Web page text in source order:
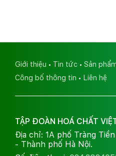
Giới thiệu Tin tức Sản
Công bố thông tin
Liên hệ
TẬP ĐOÀN HOÁ CHẤT
Địa chỉ: 1A phố Tràng
- Thành phố Hà Nội.